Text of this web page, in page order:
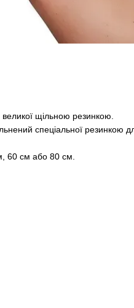
великої щільною резинкою.
спеціальної резинкою
60 см або 80 см.